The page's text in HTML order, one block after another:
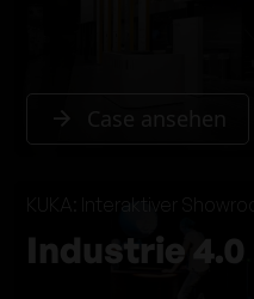
Case ansehen
KUKA: Interaktiver
Industrie